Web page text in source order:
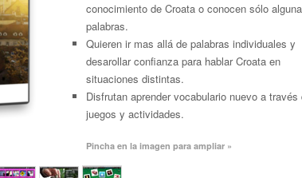
conocimiento de Croata o conocen sólo
palabras.
Quieren ir mas allá de palabras individuales y
desarollar confianza para hablar Croata en
situaciones distintas.
Disfrutan aprender vocabulario nuevo a través
juegos y actividades.
Pincha en la imagen para ampliar »